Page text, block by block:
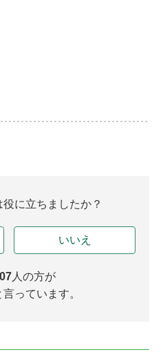
に立ちましたか？
いいえ
人の方が
っています。